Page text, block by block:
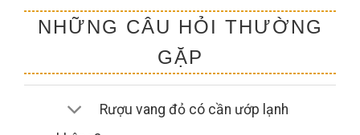
NHỮNG CÂU HỎI THƯỜNG
GẶP
Rượu vang đỏ có cần ướp lạnh